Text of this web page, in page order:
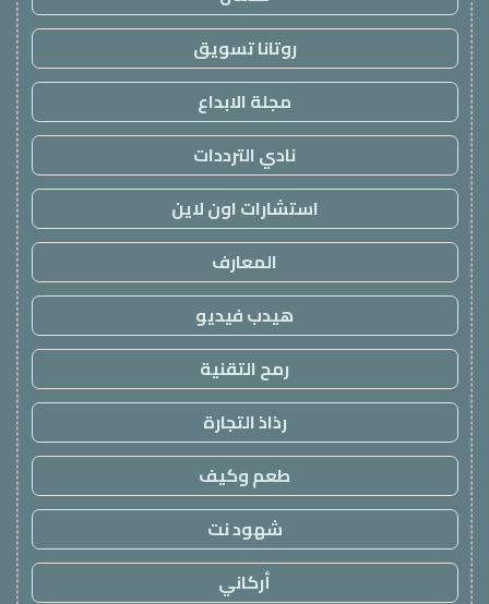
روتانا تسويق
مجلة الابداع
نادي الترددات
استشارات اون لاين
المعارف
هيدب فيديو
رمح التقنية
رذاذ التجارة
طعم وكيف
شهود نت
أركاني